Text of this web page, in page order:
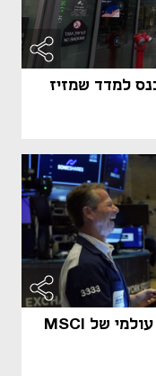
למדד שמזיז
שוק אופטימי: מדד המניות הכלל עולמי של MSCI